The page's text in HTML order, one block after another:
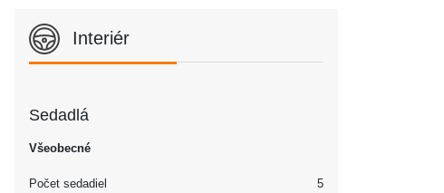
Interiér
Sedadlá
Všeobecné
Počet sedadiel 5